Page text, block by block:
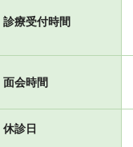
診療受付時間
面会時間
休診日